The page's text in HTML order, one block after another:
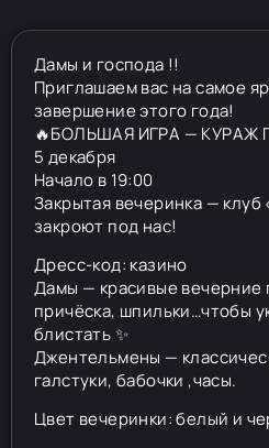
Дамы и господа !!
Приглашаем вас на самое
завершение этого года!
🔥БОЛЬШАЯ ИГРА — КУРАЖ
5 декабря
Начало в 19:00
Закрытая вечеринка —
закроют под нас!
Дресс-код: казино
Дамы — красивые вечерние
причёска, шпильки…чтобы
блистать ✨
Джентельмены —
галстуки, бабочки ,часы.
Цвет вечеринки: белый и